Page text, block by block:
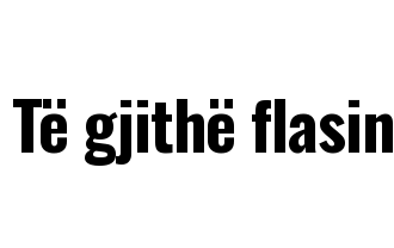
gjithë flasin